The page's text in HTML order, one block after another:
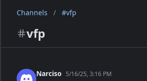
Channels / #vfp
vfp
Narciso 5/16/25, 3:16 PM